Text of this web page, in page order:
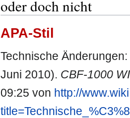
oder doch nicht
APA-Stil
Technische
Juni 2010). CBF-1000
09:25 von http://